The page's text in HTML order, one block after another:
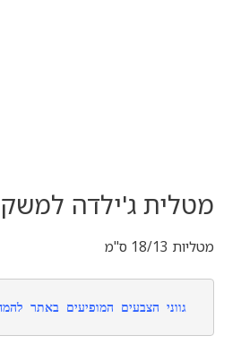
מטלית ג'ילדה
מטליות 18/13 ס"מ
גווני הצבעים המופיעים באתר